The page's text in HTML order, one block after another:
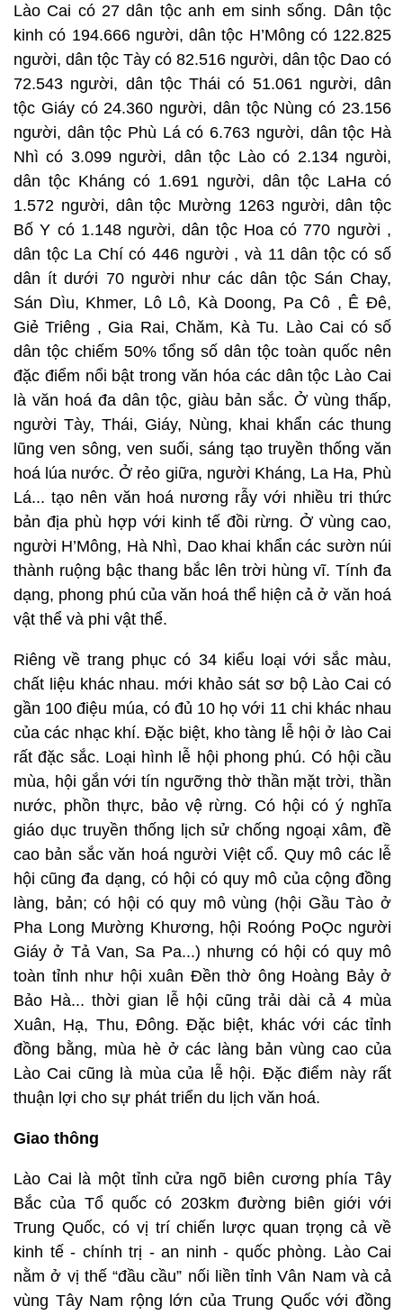
Lào Cai có 27 dân tộc anh em sinh sống. Dân tộc
kinh có 194.666 người, dân tộc H’Mông có 122.825
người, dân tộc Tày có 82.516 người, dân tộc Dao có
72.543 người, dân tộc Thái có 51.061 người, dân
tộc Giáy có 24.360 người, dân tộc Nùng có 23.156
người, dân tộc Phù Lá có 6.763 người, dân tộc Hà
Nhì có 3.099 người, dân tộc Lào có 2.134 ngưòi,
dân tộc Kháng có 1.691 người, dân tộc LaHa có
1.572 người, dân tộc Mường 1263 người, dân tộc
Bố Y có 1.148 người, dân tộc Hoa có 770 người ,
dân tộc La Chí có 446 người , và 11 dân tộc có số
dân ít dưới 70 người như các dân tộc Sán Chay,
Sán Dìu, Khmer, Lô Lô, Kà Doong, Pa Cô , Ê Đê,
Giẻ Triêng , Gia Rai, Chăm, Kà Tu. Lào Cai có số
dân tộc chiếm 50% tổng số dân tộc toàn quốc nên
đặc điểm nổi bật trong văn hóa các dân tộc Lào Cai
là văn hoá đa dân tộc, giàu bản sắc. Ở vùng thấp,
người Tày, Thái, Giáy, Nùng, khai khẩn các thung
lũng ven sông, ven suối, sáng tạo truyền thống văn
hoá lúa nước. Ở rẻo giữa, người Kháng, La Ha, Phù
Lá... tạo nên văn hoá nương rẫy với nhiều tri thức
bản địa phù hợp với kinh tế đồi rừng. Ở vùng cao,
người H’Mông, Hà Nhì, Dao khai khẩn các sườn núi
thành ruộng bậc thang bắc lên trời hùng vĩ. Tính đa
dạng, phong phú của văn hoá thể hiện cả ở văn hoá
vật thể và phi vật thể.
Riêng về trang phục có 34 kiểu loại với sắc màu,
chất liệu khác nhau. mới khảo sát sơ bộ Lào Cai có
gần 100 điệu múa, có đủ 10 họ với 11 chi khác nhau
của các nhạc khí. Đặc biệt, kho tàng lễ hội ở lào Cai
rất đặc sắc. Loại hình lễ hội phong phú. Có hội cầu
mùa, hội gắn với tín ngưỡng thờ thần mặt trời, thần
nước, phồn thực, bảo vệ rừng. Có hội có ý nghĩa
giáo dục truyền thống lịch sử chống ngoại xâm, đề
cao bản sắc văn hoá người Việt cổ. Quy mô các lễ
hội cũng đa dạng, có hội có quy mô của cộng đồng
làng, bản; có hội có quy mô vùng (hội Gầu Tào ở
Pha Long Mường Khương, hội Roóng PoỌc người
Giáy ở Tả Van, Sa Pa...) nhưng có hội có quy mô
toàn tỉnh như hội xuân Đền thờ ông Hoàng Bảy ở
Bảo Hà... thời gian lễ hội cũng trải dài cả 4 mùa
Xuân, Hạ, Thu, Đông. Đặc biệt, khác với các tỉnh
đồng bằng, mùa hè ở các làng bản vùng cao của
Lào Cai cũng là mùa của lễ hội. Đặc điểm này rất
thuận lợi cho sự phát triển du lịch văn hoá.
Giao thông
Lào Cai là một tỉnh cửa ngõ biên cương phía Tây
Bắc của Tổ quốc có 203km đường biên giới với
Trung Quốc, có vị trí chiến lược quan trọng cả về
kinh tế - chính trị - an ninh - quốc phòng. Lào Cai
nằm ở vị thế “đầu cầu” nối liền tỉnh Vân Nam và cả
vùng Tây Nam rộng lớn của Trung Quốc với đồng